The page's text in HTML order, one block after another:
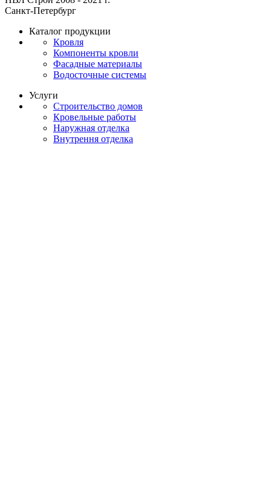
Санкт-Петербург
Каталог продукции
Кровля
Компоненты кровли
Фасадные материалы
Водосточные системы
Услуги
Строительство домов
Кровельные работы
Наружная отделка
Внутрення отделка